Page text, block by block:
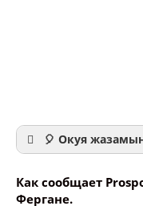
🎈 Окуя
Как сообщает
Фергане.